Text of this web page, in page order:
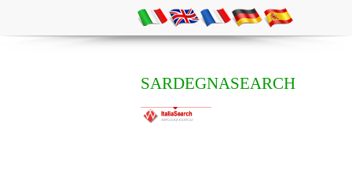
SARDEGNASEARCH